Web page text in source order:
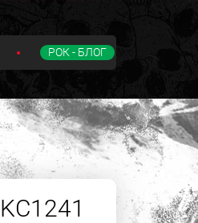
РОК - БЛОГ